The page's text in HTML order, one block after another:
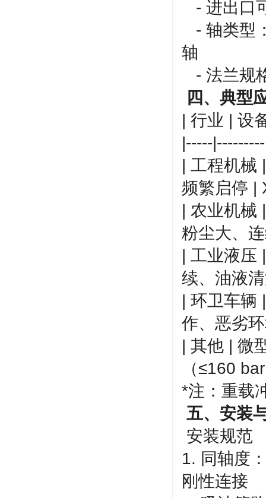
- 进出口
- 轴类型
轴
- 法兰规
四、典型
| 行业 | 设
|-----
| 工程机械
频繁启停 |
| 农业机械
粉尘大、
| 工业液压
续、油液
| 环卫车辆
作、恶劣
| 其他 | 微
（≤160
*注：重载
五、安装
安装规范
1. 同轴度
刚性连接